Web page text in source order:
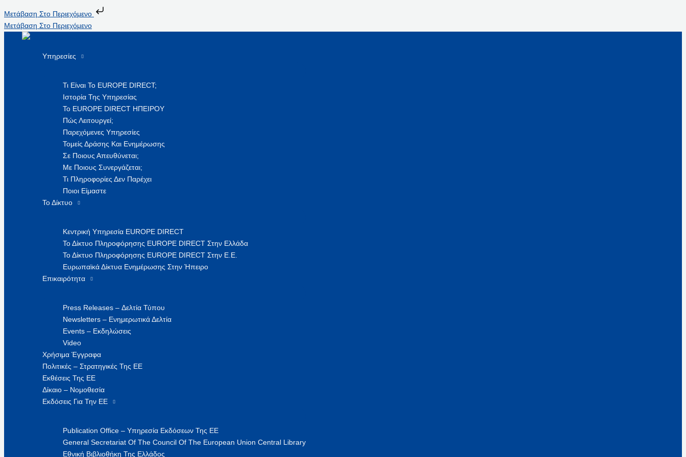
Μετάβαση Στο Περιεχόμενο
Μετάβαση Στο Περιεχόμενο
Υπηρεσίες
Τι Είναι Το EUROPE DIRECT;
Ιστορία Της Υπηρεσίας
Το EUROPE DIRECT ΗΠΕΙΡΟΥ
Πώς Λειτουργεί;
Παρεχόμενες Υπηρεσίες
Τομείς Δράσης Και Ενημέρωσης
Σε Ποιους Απευθύνεται;
Με Ποιους Συνεργάζεται;
Τι Πληροφορίες Δεν Παρέχει
Ποιοι Είμαστε
Το Δίκτυο
Κεντρική Υπηρεσία EUROPE DIRECT
Το Δίκτυο Πληροφόρησης EUROPE DIRECT Στην Ελλάδα
Το Δίκτυο Πληροφόρησης EUROPE DIRECT Στην Ε.Ε.
Ευρωπαϊκά Δίκτυα Ενημέρωσης Στην Ήπειρο
Επικαιρότητα
Press Releases – Δελτία Τύπου
Newsletters – Ενημερωτικά Δελτία
Events – Εκδηλώσεις
Video
Χρήσιμα Έγγραφα
Πολιτικές – Στρατηγικές Της ΕΕ
Εκθέσεις Της ΕΕ
Δίκαιο – Νομοθεσία
Εκδόσεις Για Την ΕΕ
Publication Office – Υπηρεσία Εκδόσεων Της ΕΕ
General Secretariat Of The Council Of The European Union Central Library
Εθνική Βιβλιοθήκη Της Ελλάδος